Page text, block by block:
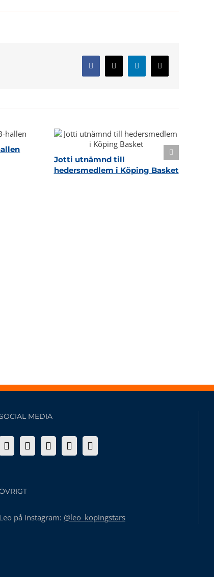
Facebook
X LinkedIn
E-
post
Jotti utnämnd till
hedersmedlem i Köping Basket
MEDIA
Leo på Instagram: @leo_kopingstars